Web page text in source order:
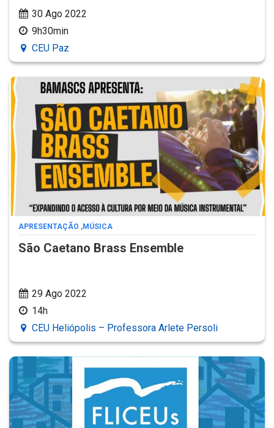
30 Ago 2022
9h30min
CEU Paz
APRESENTAÇÃO ,MÚSICA
São Caetano Brass Ensemble
29 Ago 2022
14h
CEU Heliópolis – Professora Arlete Persoli